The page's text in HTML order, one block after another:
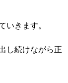
いきます。
し続けながら正